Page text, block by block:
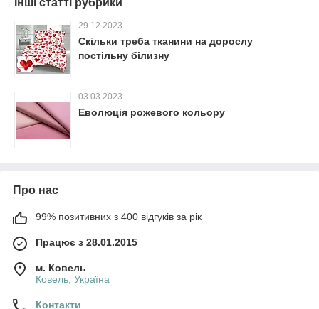
Інші статті рубрики
29.12.2023
Скільки треба тканини на дорослу
постільну білизну
03.03.2023
Еволюція рожевого кольору
Про нас
99% позитивних з 400 відгуків за рік
Працює з 28.01.2015
м. Ковель
Ковель, Україна
Контакти